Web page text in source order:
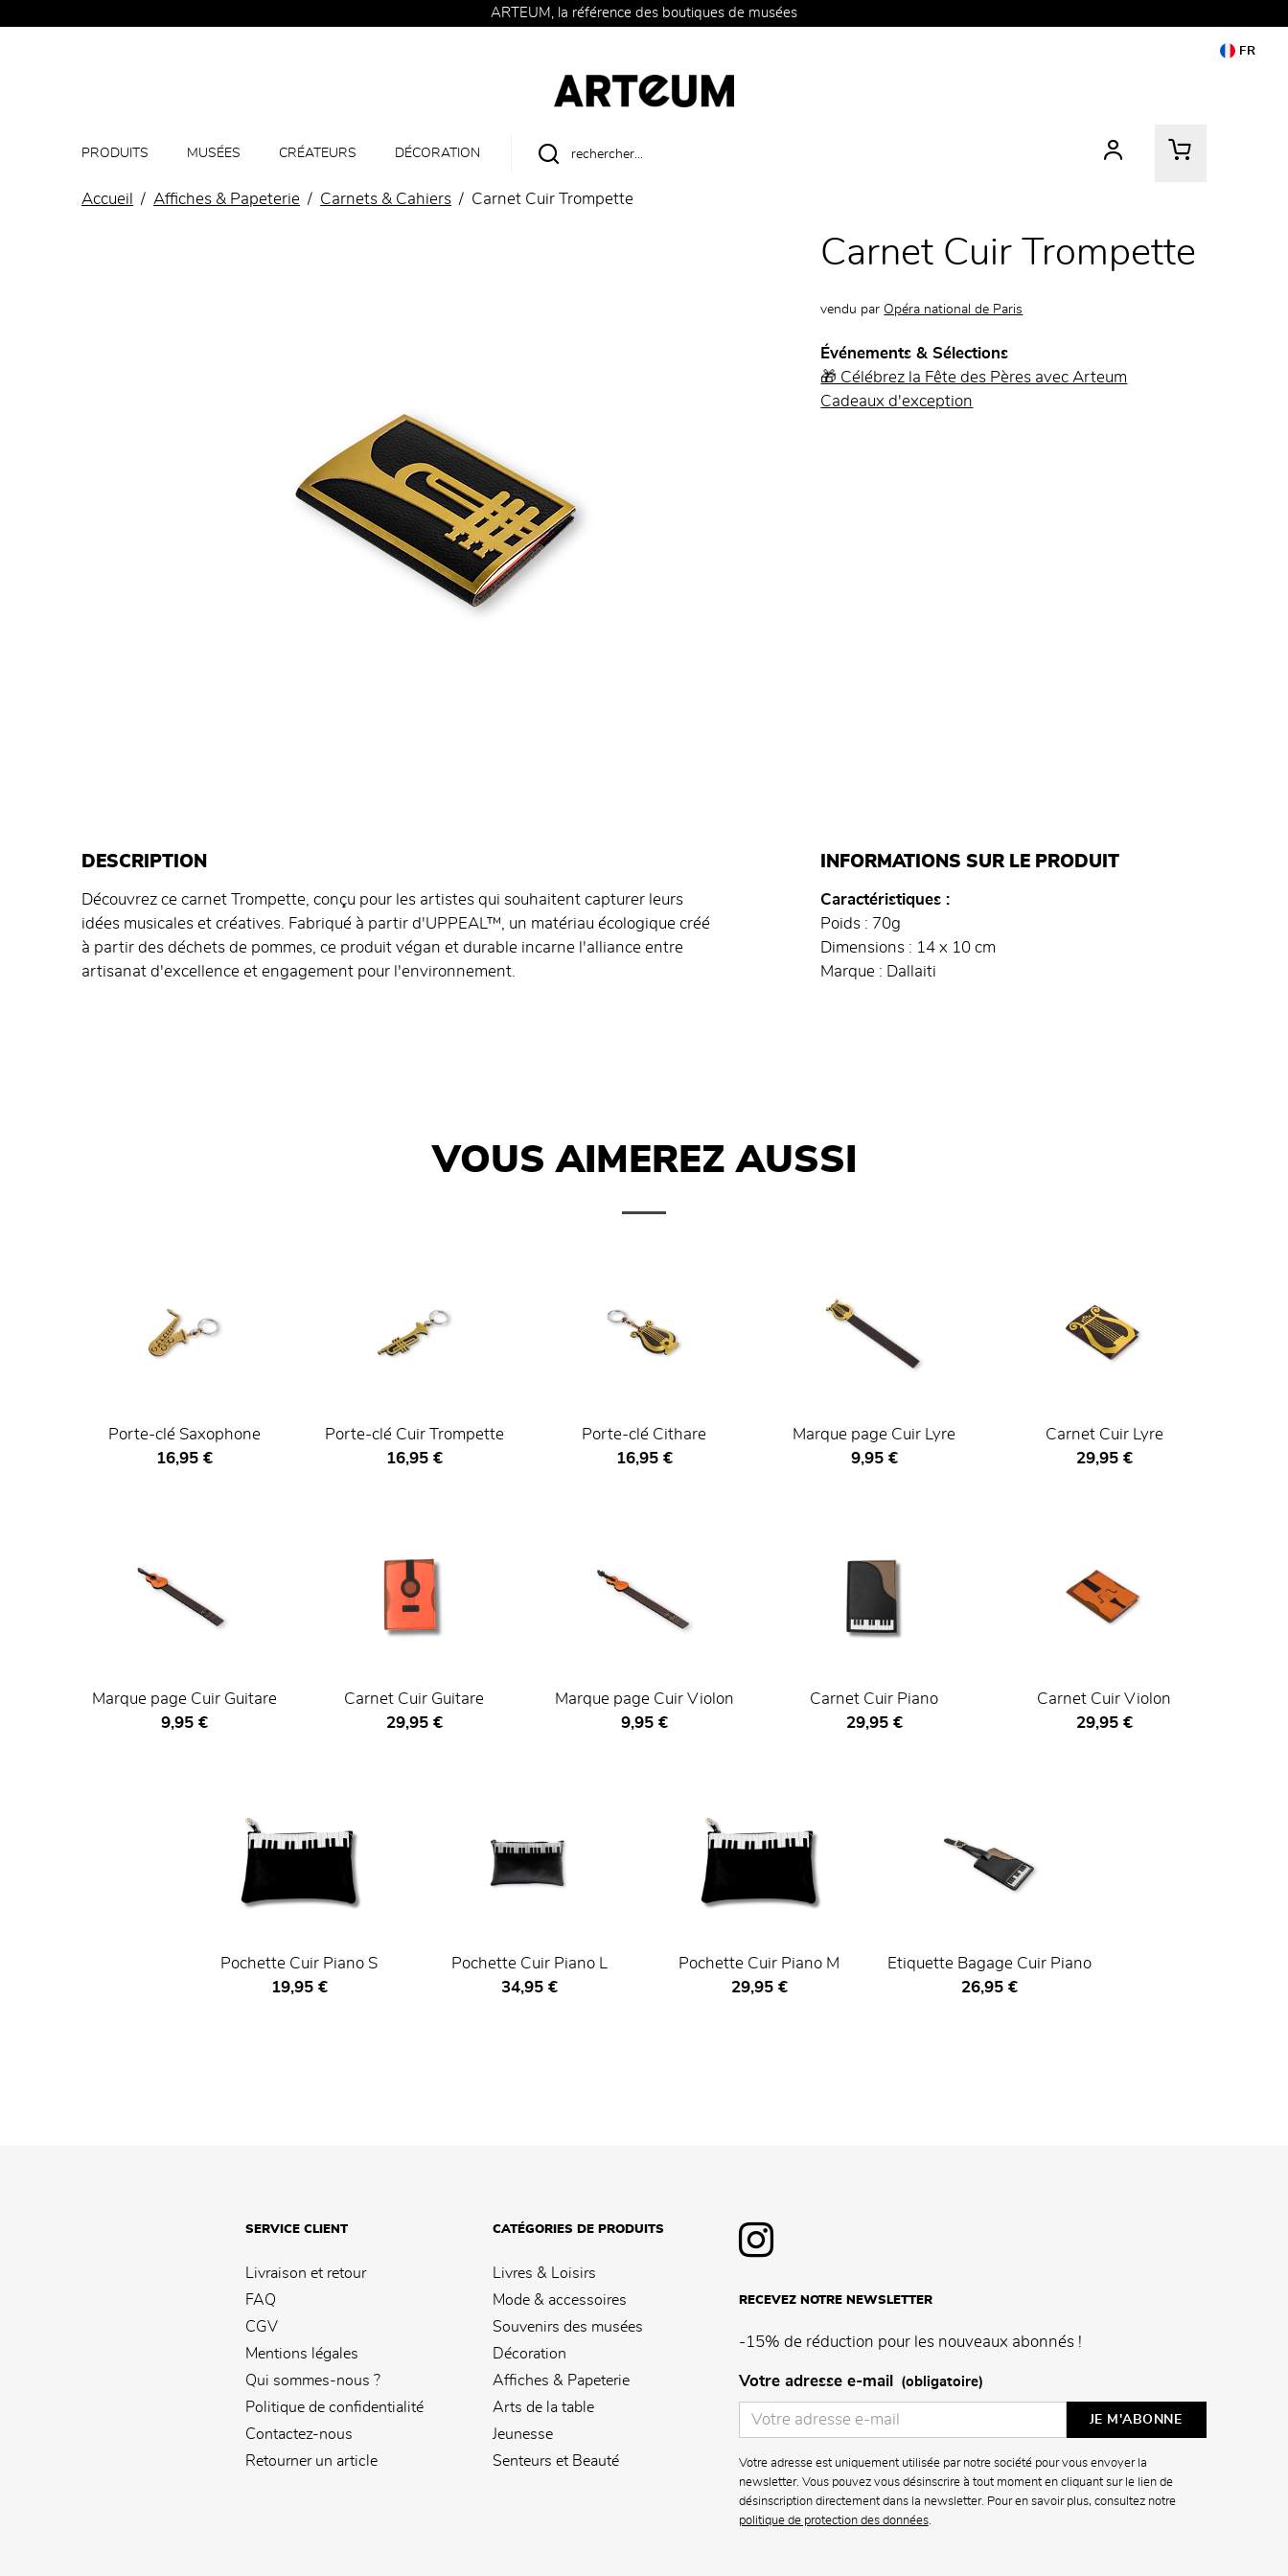
ARTEUM, la référence des boutiques de musées
FR
PRODUITS MUSÉES CRÉATEURS DÉCORATION
Accueil Affiches & Papeterie Carnets & Cahiers Carnet Cuir Trompette
Carnet Cuir Trompette
vendu par Opéra national de Paris
Événements & Sélections
🎁 Célébrez la Fête des Pères avec Arteum
Cadeaux d'exception
DESCRIPTION
Découvrez ce carnet Trompette, conçu pour les artistes qui souhaitent capturer leurs
idées musicales et créatives. Fabriqué à partir d'UPPEAL™, un matériau écologique créé
à partir des déchets de pommes, ce produit végan et durable incarne l'alliance entre
artisanat d'excellence et engagement pour l'environnement.
INFORMATIONS SUR LE PRODUIT
Caractéristiques
Poids : 70g
Dimensions : 14 x 10 cm
Marque : Dallaiti
VOUS AIMEREZ AUSSI
Porte-clé Saxophone
Prix ​​actuel
16,95 €
Porte-clé Cuir Trompette
Prix ​​actuel
16,95 €
Porte-clé Cithare
Prix ​​actuel
16,95 €
Marque page Cuir Lyre
Prix ​​actuel
9,95 €
Carnet Cuir Lyre
Prix ​​actuel
29,95 €
Marque page Cuir Guitare
Prix ​​actuel
9,95 €
Carnet Cuir Guitare
Prix ​​actuel
29,95 €
Marque page Cuir Violon
Prix ​​actuel
9,95 €
Carnet Cuir Piano
Prix ​​actuel
29,95 €
Carnet Cuir Violon
Prix ​​actuel
29,95 €
Pochette Cuir Piano S
Prix ​​actuel
19,95 €
Pochette Cuir Piano L
Prix ​​actuel
34,95 €
Pochette Cuir Piano M
Prix ​​actuel
29,95 €
Etiquette Bagage Cuir Piano
Prix ​​actuel
26,95 €
SERVICE CLIENT
Livraison et retour
FAQ
CGV
Mentions légales
Qui sommes-nous ?
Politique de confidentialité
Contactez-nous
Retourner un article
CATÉGORIES DE PRODUITS
Livres & Loisirs
Mode & accessoires
Souvenirs des musées
Décoration
Affiches & Papeterie
Arts de la table
Jeunesse
Senteurs et Beauté
RECEVEZ NOTRE NEWSLETTER
-15% de réduction pour les nouveaux abonnés !
Votre adresse e-mail (obligatoire)
Votre adresse est uniquement utilisée par notre société pour vous envoyer la
newsletter. Vous pouvez vous désinscrire à tout moment en cliquant sur le lien de
désinscription directement dans la newsletter. Pour en savoir plus, consultez notre
politique de protection des données.